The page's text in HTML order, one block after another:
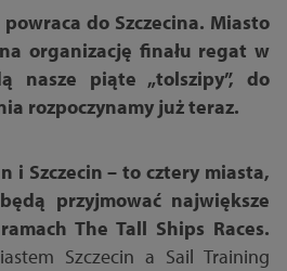
do Szczecina. Miasto
organizację finału regat w
nasze piąte „tolszipy”, do
rozpoczynamy już teraz.
i Szczecin – to cztery miasta,
przyjmować największe
The Tall Ships Races.
Szczecin a Sail Training